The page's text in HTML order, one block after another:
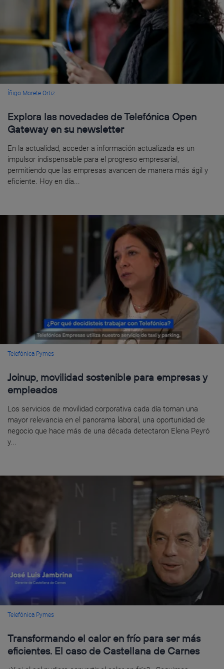
Íñigo Morete Ortiz
Explora las novedades de Telefónica Open
Gateway en su newsletter
En la actualidad, acceder a información actualizada es un
impulsor indispensable para el progreso empresarial,
permitiendo que las empresas avancen de manera más ágil y
eficiente. Hoy en día...
Telefónica Pymes
Joinup, movilidad sostenible para empresas y
empleados
Los servicios de movilidad corporativa cada día toman una
mayor relevancia en el panorama laboral, una oportunidad de
negocio que hace más de una década detectaron Elena Peyró
y...
Telefónica Pymes
Transformando el calor en frío para ser más
eficientes. El caso de Castellana de Carnes